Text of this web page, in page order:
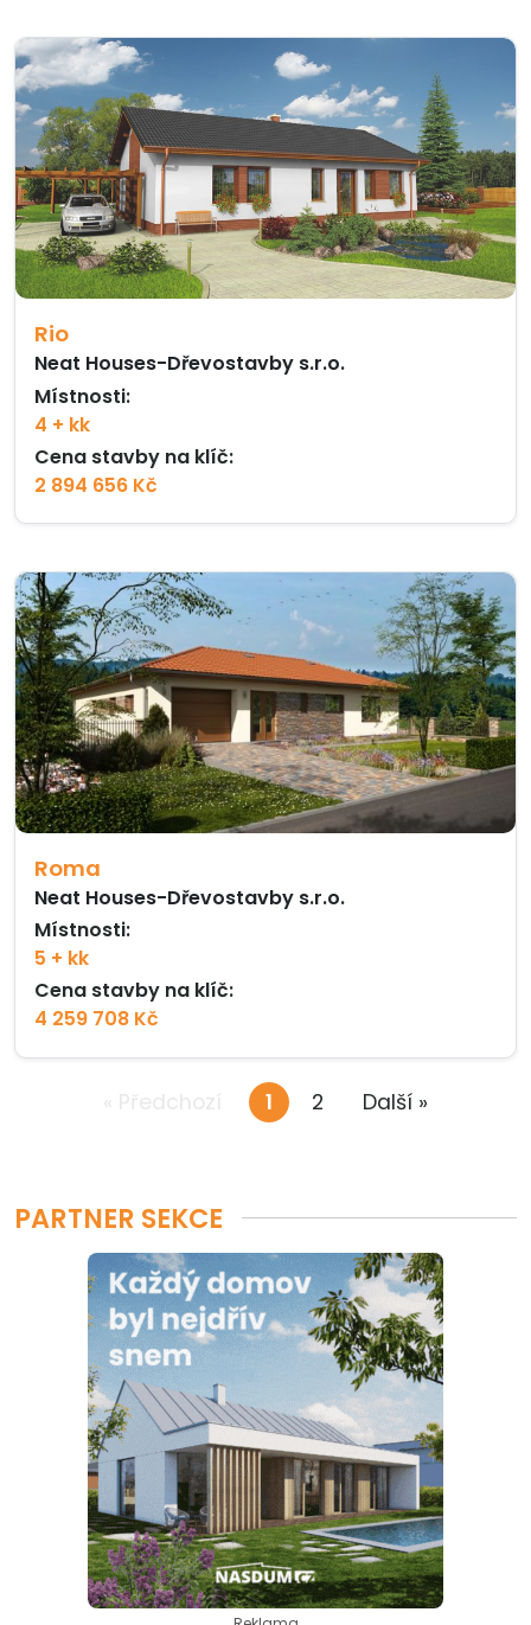
Rio
Neat Houses-Dřevostavby s.r.o.
Místnosti:
4 + kk
Cena stavby na klíč:
2 894 656 Kč
Roma
Neat Houses-Dřevostavby s.r.o.
Místnosti:
5 + kk
Cena stavby na klíč:
4 259 708 Kč
1 2 Další »
PARTNER SEKCE